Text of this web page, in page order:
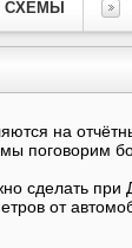
СХЕМЫ
на
поговорим
сделать
от